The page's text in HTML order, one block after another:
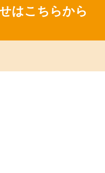
はこちらから